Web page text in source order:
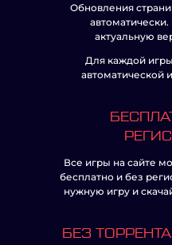
Обновления
актуальную
Для каждой
автоматической
Все игры на сайте
бесплатно и без
нужную игру и
БЕЗ